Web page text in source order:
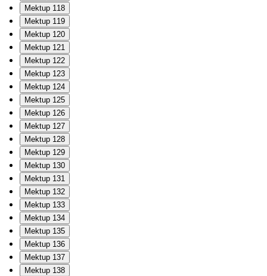
Mektup 118
Mektup 119
Mektup 120
Mektup 121
Mektup 122
Mektup 123
Mektup 124
Mektup 125
Mektup 126
Mektup 127
Mektup 128
Mektup 129
Mektup 130
Mektup 131
Mektup 132
Mektup 133
Mektup 134
Mektup 135
Mektup 136
Mektup 137
Mektup 138